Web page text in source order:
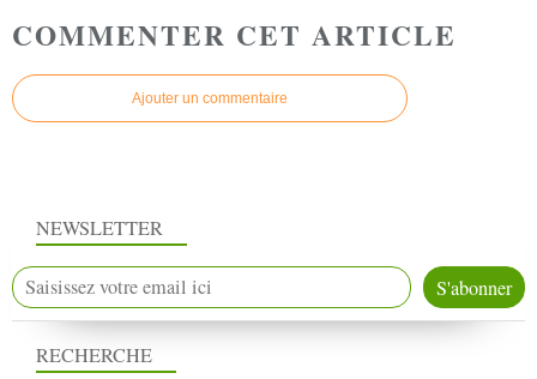
COMMENTER CET ARTICLE
Ajouter un commentaire
NEWSLETTER
RECHERCHE